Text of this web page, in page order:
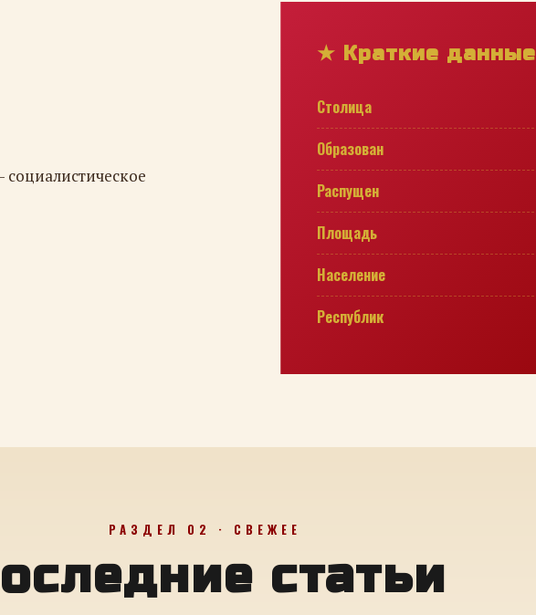
★ Краткие данные
Столица
Образован
Распущен
Площадь
Население
Республик
РАЗДЕЛ 02 · СВЕЖЕЕ
статьи